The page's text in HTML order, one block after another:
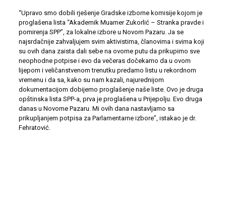
“Upravo smo dobili rješenje Gradske izborne komisije kojom je
proglašena lista “Akademik Muamer Zukorlić – Stranka pravde i
pomirenja SPP”, za lokalne izbore u Novom Pazaru. Ja se
najsrdačnije zahvaljujem svim aktivistima, članovima i svima koji
su ovih dana zaista dali sebe na ovome putu da prikupimo sve
neophodne potpise i evo da večeras dočekamo da u ovom
lijepom i veličanstvenom trenutku predamo listu u rekordnom
vremenu i da sa, kako su nam kazali, najurednijom
dokumentacijom dobijemo proglašenje naše liste. Ovo je druga
opštinska lista SPP-a, prva je proglašena u Prijepolju. Evo druga
danas u Novome Pazaru. Mi ovih dana nastavljamo sa
prikupljanjem potpisa za Parlamentarne izbore”, istakao je dr.
Fehratović.